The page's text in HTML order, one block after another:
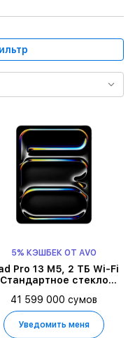
5% КЭШБЕК ОТ AVO
Pro 13 M5, 2 ТБ Wi-Fi
Стандартное стекло
41 599 000 сумов
Уведомить меня